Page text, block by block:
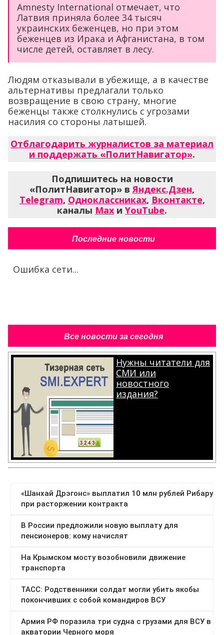
Amnesty International отмечает, что
Латвия приняла более 34 тысяч
украинских беженцев, но при этом
беженцев из Ирака и Афганистана, в том
числе детей, оставляет в лесу.
Людям отказывали в убежище, а в качестве
альтернативы предлагали только
возвращение в свою страну, многие
беженцы также столкнулись с угрозами
насилия со стороны латышей.
Отблагодарить журналистов за материал
и поддержать «ПолитНавигатор».
Подпишитесь на новости
«ПолитНавигатор» в Яндекс.Дзен,
Telegram, Одноклассниках, Вконтакте,
каналы Max и YouTube.
Последние новости
Ошибка сети...
Все новости за сегодня
Нужны читатели для
СМИ или
новостного
издания?
.